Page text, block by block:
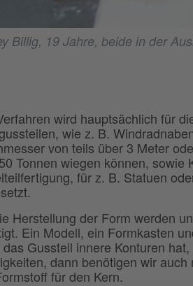
Billig, 19 Jahre, beide in der
wird hauptsächlich für
wie z. B.
von teils über 3 Meter
Tonnen wiegen können, sowie
für z. B. Statuen
Herstellung der Form werden
Ein Modell, ein Formkasten
Gussteil innere Konturen
dann benötigen wir
für den Kern.